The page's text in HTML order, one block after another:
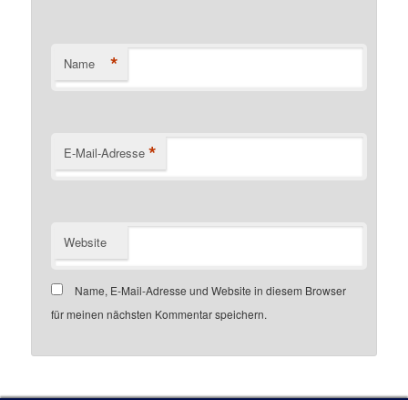
Name *
E-Mail-Adresse *
Website
Name, E-Mail-Adresse und Website in diesem Browser
für meinen nächsten Kommentar speichern.